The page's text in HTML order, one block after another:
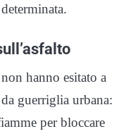
hanno esitato a
guerriglia urbana:
per bloccare